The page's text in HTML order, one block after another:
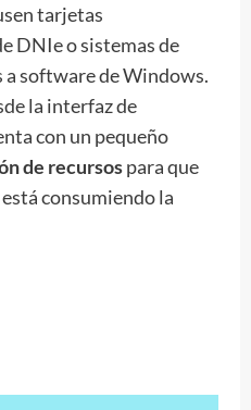
tarjetas
DNIe o sistemas de
software de Windows.
la interfaz de
con un pequeño
de recursospara que
consumiendo la